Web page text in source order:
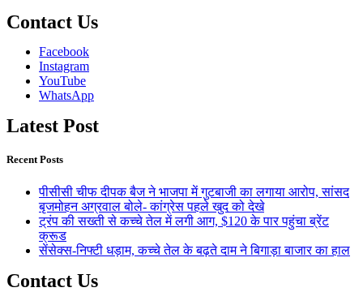
Contact Us
Facebook
Instagram
YouTube
WhatsApp
Latest Post
Recent Posts
पीसीसी चीफ दीपक बैज ने भाजपा में गुटबाजी का लगाया आरोप, सांसद
बृजमोहन अग्रवाल बोले- कांग्रेस पहले खुद को देखे
ट्रंप की सख्ती से कच्चे तेल में लगी आग, $120 के पार पहुंचा ब्रेंट
क्रूड
सेंसेक्स-निफ्टी धड़ाम, कच्चे तेल के बढ़ते दाम ने बिगाड़ा बाजार का हाल
Contact Us